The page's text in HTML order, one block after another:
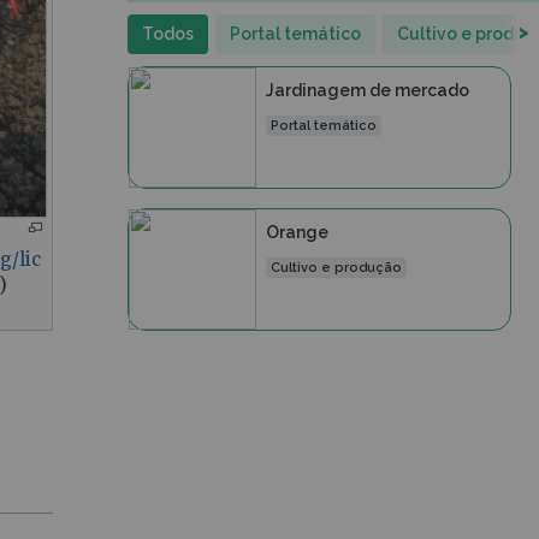
lic
Todos Portal temático Cultivo e >
Jardinagem de mercado
Portal temático
Orange
Cultivo e produção